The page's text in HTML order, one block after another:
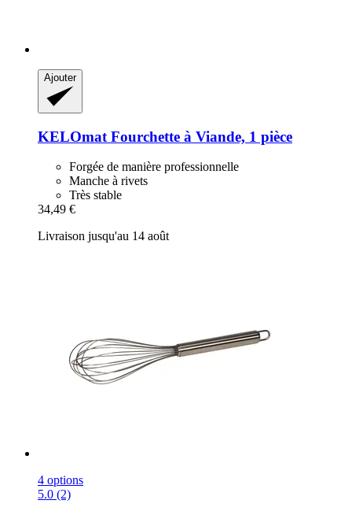
Ajouter
KELOmat Fourchette à Viande, 1 pièce
Forgée de manière professionnelle
Manche à rivets
Très stable
34,49 €
Livraison jusqu'au 14 août
4 options
5.0 (2)